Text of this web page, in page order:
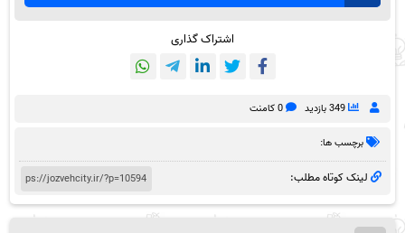
اشتراک گذاری
349 بازدید 0 کامنت
برچسب ها:
لینک کوتاه مطلب: